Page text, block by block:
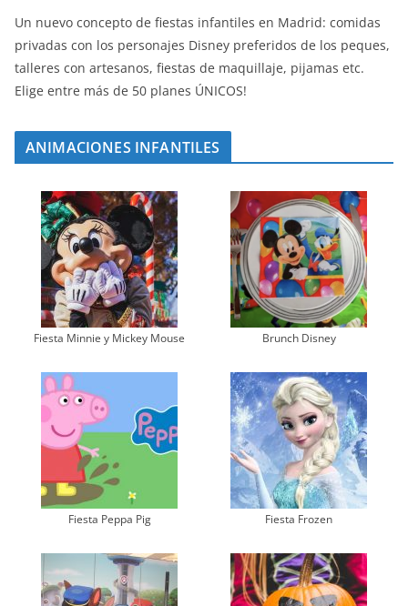
Un nuevo concepto de fiestas infantiles en Madrid: comidas
privadas con los personajes Disney preferidos de los peques,
talleres con artesanos, fiestas de maquillaje, pijamas etc.
Elige entre más de 50 planes ÚNICOS!
ANIMACIONES INFANTILES
Fiesta Minnie y Mickey Mouse Brunch Disney
Fiesta Peppa Pig Fiesta Frozen